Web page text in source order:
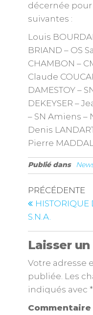
décernée pour
suivantes :
Louis
BRIAND – OS
CHAMBON –
Claude
DAMESTOY –
DEKEYSER –
– SN Amiens –
Denis
Pierre
Publié dans
PRÉCÉDENTE
HISTORIQUE
S.N.A.
Laisser
Votre adresse
publiée. Les
indiqués avec *
Commentaire